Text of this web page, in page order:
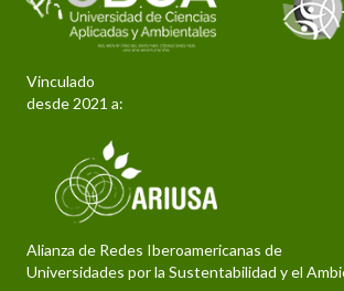
Vinculado
desde 2021 a:
Alianza de Redes Iberoamericanas de
Universidades por la Sustentabilidad y el